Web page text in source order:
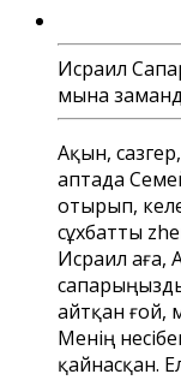
Исраил
мына
Ақын,
аптада
отырып,
сұхбатты
Исраил аға,
айтқан ғой,
Менің
қайнасқан.